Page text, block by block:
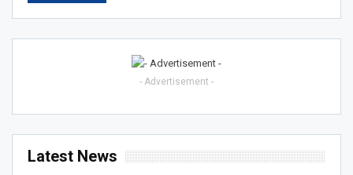
- Advertisement -
Latest News